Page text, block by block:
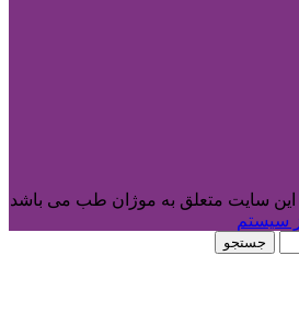
سایت متعلق به موژان طب می باشد
سیستم
جستجو